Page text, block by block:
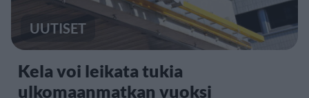
UUTISET
Kela voi leikata tukia
ulkomaanmatkan vuoksi